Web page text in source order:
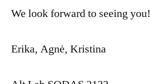
We look forward to seeing you!
Erika, Agnė, Kristina